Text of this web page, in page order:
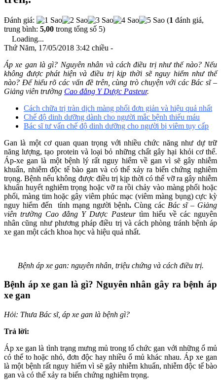
Đánh giá: (1 đánh giá,
trung bình: 5,00 trong tổng số 5)
Loading...
Thứ Năm, 17/05/2018 3:42 chiều -
Áp xe gan là gì? Nguyên nhân và cách điều trị như thế nào? Nếu
không được phát hiện và điều trị kịp thời sẽ nguy hiểm như thế
nào? Để hiểu rõ các vấn đề trên, cùng trò chuyện với các Bác sĩ –
Giảng viên trường Cao đẳng Y Dược Pasteur.
Cách chữa trị tràn dịch màng phổi đơn giản và hiệu quả nhất
Chế độ dinh dưỡng dành cho người mắc bệnh thiếu máu
Bác sĩ tư vấn chế độ dinh dưỡng cho người bị viêm tụy cấp
Gan là một cơ quan quan trọng với nhiều chức năng như dự trữ
năng lượng, tạo protein và loại bỏ những chất gây hại khỏi cơ thể.
Áp-xe gan là một bệnh lý rất nguy hiểm về gan vì sẽ gây nhiễm
khuẩn, nhiễm độc tế bào gan và có thể xảy ra biến chứng nghiêm
trọng. Bệnh nếu không được điều trị kịp thời có thể vỡ ra gây nhiễm
khuẩn huyết nghiêm trọng hoặc vỡ ra rồi chảy vào màng phổi hoặc
phổi, màng tim hoặc gây viêm phúc mạc (viêm màng bụng) cực kỳ
nguy hiểm đến tính mạng người bệnh. Cùng các Bác sĩ – Giảng
viên trường Cao đẳng Y Dược Pasteurtìm hiểu về các nguyên
nhân cũng như phương pháp điều trị và cách phòng tránh bệnh áp
xe gan một cách khoa học và hiệu quả nhất.
Bệnh áp xe gan: nguyên nhân, triệu chứng và cách điều trị.
Bệnh áp xe gan là gì? Nguyên nhân gây ra bệnh áp
xe gan
Hỏi: Thưa Bác sĩ, áp xe gan là bệnh gì?
Trả lời:
Áp xe gan là tình trạng mưng mủ trong tổ chức gan với những ổ mủ
có thể to hoặc nhỏ, đơn độc hay nhiều ổ mủ khác nhau. Áp xe gan
là một bệnh rất nguy hiểm vì sẽ gây nhiễm khuẩn, nhiễm độc tế bào
gan và có thể xảy ra biến chứng nghiêm trọng.